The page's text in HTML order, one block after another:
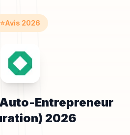
⭐Avis 2026
Entrepreneur
2026